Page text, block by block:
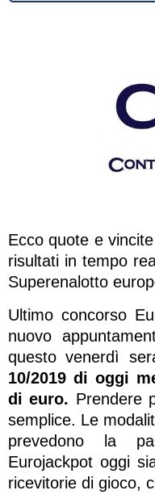
Ecco quote e
risultati in tempo
Superenalotto
Ultimo concorso
nuovo
questo venerdì
10/2019 di oggi
di euro. Prendere
semplice. Le
prevedono la
Eurojackpot oggi
ricevitorie di gioco,